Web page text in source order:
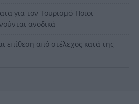
για τον Τουρισμό-Ποιοι
ανοδικά
επίθεση από στέλεχος κατά της
όλα τα γούστα